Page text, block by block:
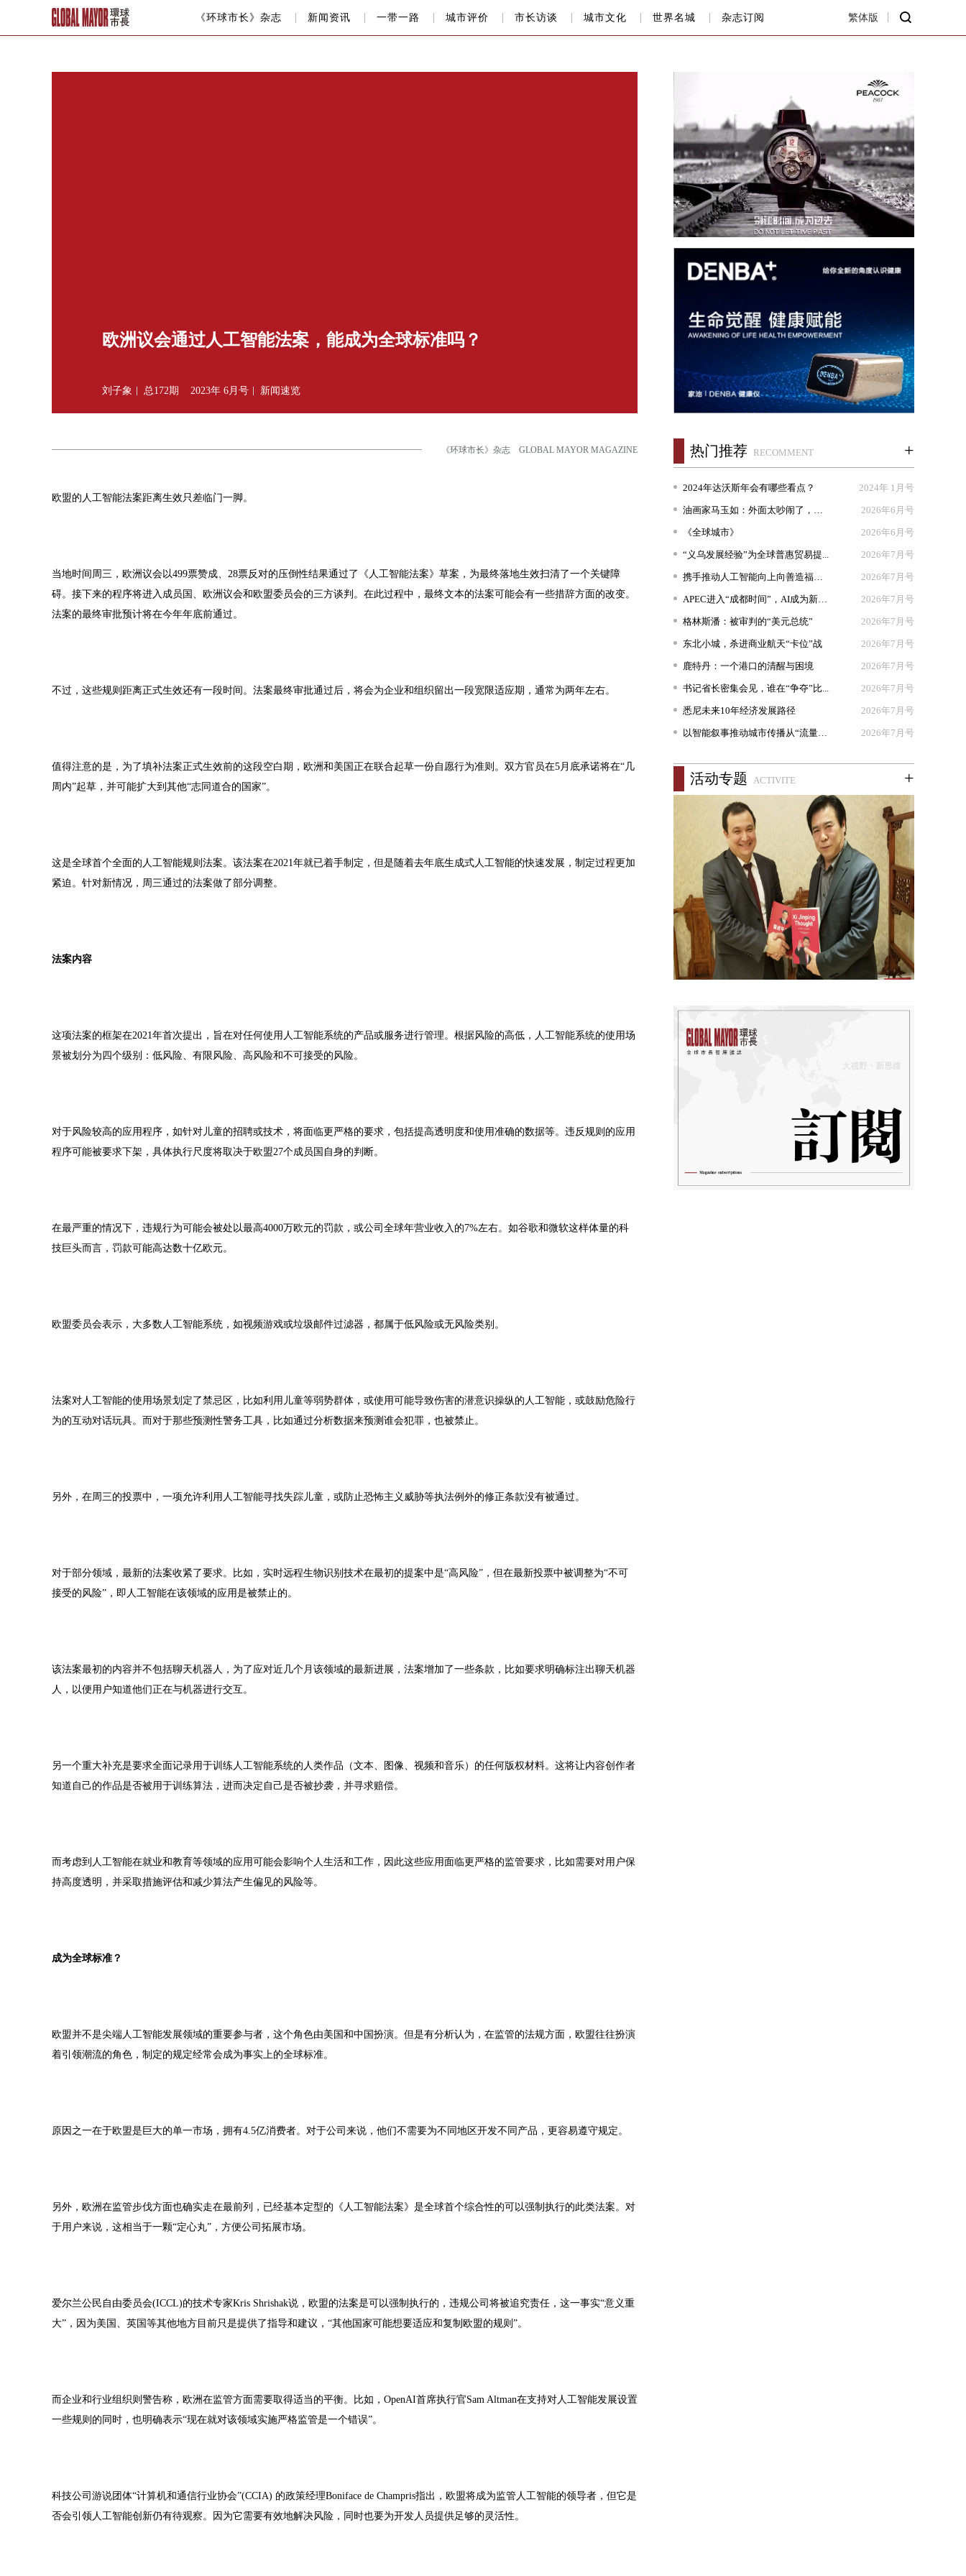
《环球市长》杂志 新闻资讯 一带一路 城市评价 市长访谈 城市文化 世界名城 杂志订阅 繁体版
欧洲议会通过人工智能法案，能成为全球标准吗？
刘子象 总172期 2023年 6月号 新闻速览
《环球市长》杂志 GLOBAL MAYOR MAGAZINE
欧盟的人工智能法案距离生效只差临门一脚。
当地时间周三，欧洲议会以499票赞成、28票反对的压倒性结果通过了《人工智能法案》草案，为最终落地生效扫清了一个关键障
碍。接下来的程序将进入成员国、欧洲议会和欧盟委员会的三方谈判。在此过程中，最终文本的法案可能会有一些措辞方面的改变。
法案的最终审批预计将在今年年底前通过。
不过，这些规则距离正式生效还有一段时间。法案最终审批通过后，将会为企业和组织留出一段宽限适应期，通常为两年左右。
值得注意的是，为了填补法案正式生效前的这段空白期，欧洲和美国正在联合起草一份自愿行为准则。双方官员在5月底承诺将在“几
周内”起草，并可能扩大到其他“志同道合的国家”。
这是全球首个全面的人工智能规则法案。该法案在2021年就已着手制定，但是随着去年底生成式人工智能的快速发展，制定过程更加
紧迫。针对新情况，周三通过的法案做了部分调整。
法案内容
这项法案的框架在2021年首次提出，旨在对任何使用人工智能系统的产品或服务进行管理。 根据风险的高低，人工智能系统的使用场
景被划分为四个级别：低风险、有限风险、高风险和不可接受的风险。
对于风险较高的应用程序，如针对儿童的招聘或技术，将面临更严格的要求，包括提高透明度和使用准确的数据等。违反规则的应用
程序可能被要求下架，具体执行尺度将取决于欧盟27个成员国自身的判断。
在最严重的情况下，违规行为可能会被处以最高4000万欧元的罚款，或公司全球年营业收入的7%左右。如谷歌和微软这样体量的科
技巨头而言，罚款可能高达数十亿欧元。
欧盟委员会表示，大多数人工智能系统，如视频游戏或垃圾邮件过滤器，都属于低风险或无风险类别。
法案对人工智能的使用场景划定了禁忌区，比如利用儿童等弱势群体，或使用可能导致伤害的潜意识操纵的人工智能，或鼓励危险行
为的互动对话玩具。而对于那些预测性警务工具，比如通过分析数据来预测谁会犯罪，也被禁止。
另外，在周三的投票中，一项允许利用人工智能寻找失踪儿童，或防止恐怖主义威胁等执法例外的修正条款没有被通过。
对于部分领域，最新的法案收紧了要求。比如，实时远程生物识别技术在最初的提案中是“高风险”，但在最新投票中被调整为“不可
接受的风险”，即人工智能在该领域的应用是被禁止的。
该法案最初的内容并不包括聊天机器人，为了应对近几个月该领域的最新进展，法案增加了一些条款，比如要求明确标注出聊天机器
人，以便用户知道他们正在与机器进行交互。
另一个重大补充是要求全面记录用于训练人工智能系统的人类作品（文本、图像、视频和音乐）的任何版权材料。这将让内容创作者
知道自己的作品是否被用于训练算法，进而决定自己是否被抄袭，并寻求赔偿。
而考虑到人工智能在就业和教育等领域的应用可能会影响个人生活和工作，因此这些应用面临更严格的监管要求，比如需要对用户保
持高度透明，并采取措施评估和减少算法产生偏见的风险等。
成为全球标准？
欧盟并不是尖端人工智能发展领域的重要参与者，这个角色由美国和中国扮演。但是有分析认为，在监管的法规方面，欧盟往往扮演
着引领潮流的角色，制定的规定经常会成为事实上的全球标准。
原因之一在于欧盟是巨大的单一市场，拥有4.5亿消费者。对于公司来说，他们不需要为不同地区开发不同产品，更容易遵守规定。
另外，欧洲在监管步伐方面也确实走在最前列，已经基本定型的《人工智能法案》是全球首个综合性的可以强制执行的此类法案。对
于用户来说，这相当于一颗“定心丸”，方便公司拓展市场。
爱尔兰公民自由委员会(ICCL)的技术专家Kris Shrishak说，欧盟的法案是可以强制执行的，违规公司将被追究责任，这一事实“意义重
大”，因为美国、英国等其他地方目前只是提供了指导和建议，“其他国家可能想要适应和复制欧盟的规则”。
而企业和行业组织则警告称，欧洲在监管方面需要取得适当的平衡。比如，OpenAI首席执行官Sam Altman在支持对人工智能发展设置
一些规则的同时，也明确表示“现在就对该领域实施严格监管是一个错误”。
科技公司游说团体“计算机和通信行业协会”(CCIA) 的政策经理Boniface de Champris指出，欧盟将成为监管人工智能的领导者，但它是
否会引领人工智能创新仍有待观察。因为它需要有效地解决风险，同时也要为开发人员提供足够的灵活性。
热门推荐 RECOMMENT +
2024年达沃斯年会有哪些看点？ 2024年 1月号
油画家马玉如：外面太吵闹了，我想... 2026年6月号
《全球城市》 2026年6月号
“义乌发展经验”为全球普惠贸易提... 2026年7月号
携手推动人工智能向上向善造福人类 2026年7月号
APEC进入“成都时间”，AI成为新坐... 2026年7月号
格林斯潘：被审判的“美元总统” 2026年7月号
东北小城，杀进商业航天“卡位”战 2026年7月号
鹿特丹：一个港口的清醒与困境 2026年7月号
书记省长密集会见，谁在“争夺”比... 2026年7月号
悉尼未来10年经济发展路径 2026年7月号
以智能叙事推动城市传播从“流量出... 2026年7月号
活动专题 ACTIVITE +